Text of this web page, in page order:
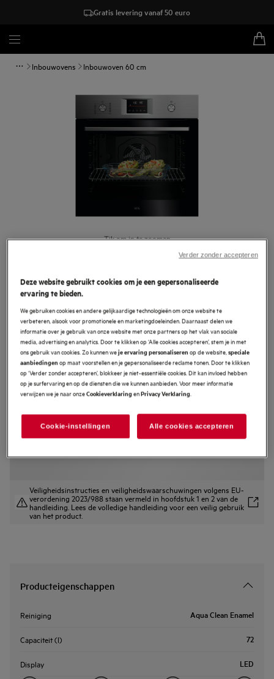
Gratis levering vanaf 50 euro
Inbouwovens Inbouwoven 60 cm
Tik om in te zoomen
OU5AB40SM
5000 SurroundCook -
Heteluchtoven Vingervlekvrije inox
4.6 (19)
EU productinformatieblad
Productvoordelen
5000 SurroundCook® oven met luchtcirculatie voor gelijkmatig garen.
Multilevel Cooking zorgt voor gelijkmatige verwarming overal in de oven.
Veiligheidsinstructies en veiligheidswaarschuwingen volgens EU-
verordening 2023/988 staan vermeld in hoofdstuk 1 en 2 van de
handleiding. Lees de volledige handleiding voor een veilig gebruik
van het product.
Producteigenschappen
Reiniging Aqua Clean Enamel
Capaciteit (l) 72
Display LED
Deze website gebruikt cookies om je een gepersonaliseerde
ervaring te bieden.
We gebruiken cookies en andere gelijkaardige technologieën om onze website te
verbeteren, alsook voor promotionele en marketingdoeleinden. Daarnaast delen we
informatie over je gebruik van onze website met onze partners op het vlak van sociale
media, advertising en analytics. Door te klikken op ‘Alle cookies accepteren’, stem je in met
ons gebruik van cookies. Zo kunnen weje ervaring personaliseren op de website,speciale
aanbiedingen op maat voorstellen en je gepersonaliseerde reclame tonen. Door te klikken
op ‘Verder zonder accepteren’, blokkeer je niet-essentiële cookies. Dit kan invloed hebben
op je surfervaring en op de diensten die we kunnen aanbieden. Voor meer informatie
verwijzen we je naar onzeCookieverklaringenPrivacy Verklaring.
Cookie-instellingen Alle cookies accepteren
Verder zonder accepteren